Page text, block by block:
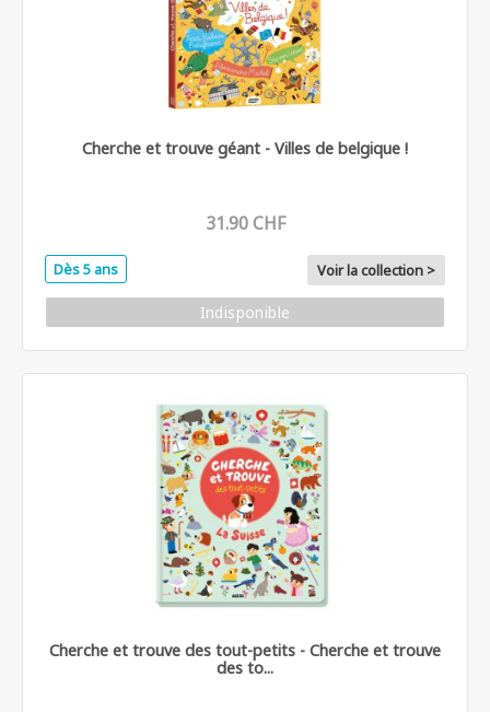
Cherche et trouve géant - Villes de belgique !
31.90 CHF
Dès 5 ans Voir la collection >
Indisponible
Cherche et trouve des tout-petits - Cherche et trouve
des to...